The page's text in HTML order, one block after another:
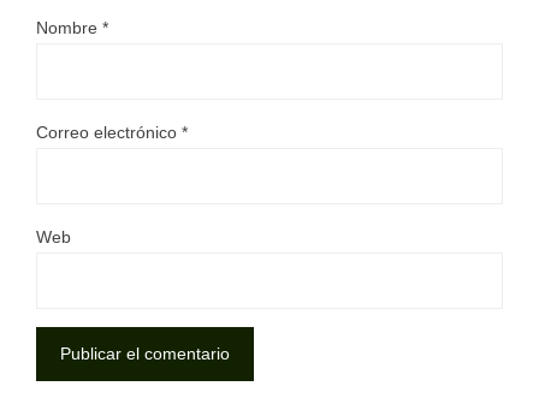
Nombre *
Correo electrónico *
Web